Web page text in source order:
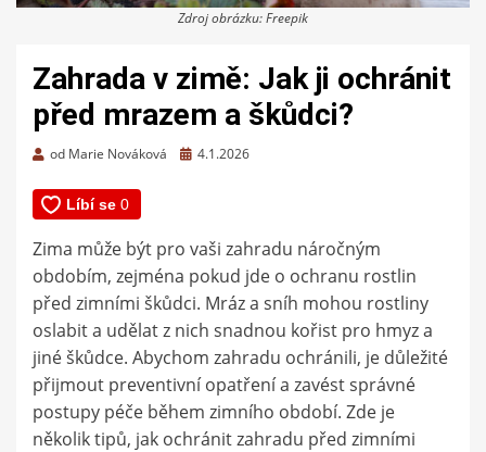
Zdroj obrázku: Freepik
Zahrada v zimě: Jak ji ochránit
před mrazem a škůdci?
od Marie Nováková
Zveřejněno
4.1.2026
Zima může být pro vaši zahradu náročným
obdobím, zejména pokud jde o ochranu rostlin
před zimními škůdci. Mráz a sníh mohou rostliny
oslabit a udělat z nich snadnou kořist pro hmyz a
jiné škůdce. Abychom zahradu ochránili, je důležité
přijmout preventivní opatření a zavést správné
postupy péče během zimního období. Zde je
několik tipů, jak ochránit zahradu před zimními